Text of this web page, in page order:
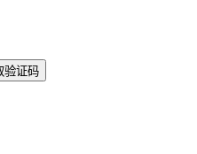
验证码